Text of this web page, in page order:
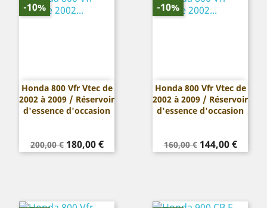
Honda 800 Vfr Vtec de
2002 à 2009 / Réservoir
d'essence d'occasion
Prix
de
200,00 € Prix
180,00 €
-10%
Honda 800 Vfr Vtec de
2002 à 2009 / Réservoir
d'essence d'occasion
Prix
de
160,00 € Prix
144,00 €
-10%